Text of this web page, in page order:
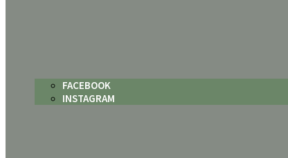
FACEBOOK
INSTAGRAM